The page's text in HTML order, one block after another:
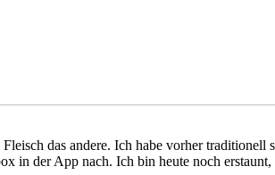
das andere. Ich habe vorher
in der App nach. Ich bin heute noch